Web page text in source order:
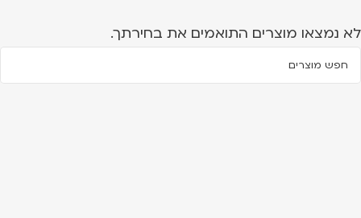
לא נמצאו מוצרים התואמים את בחירתך.